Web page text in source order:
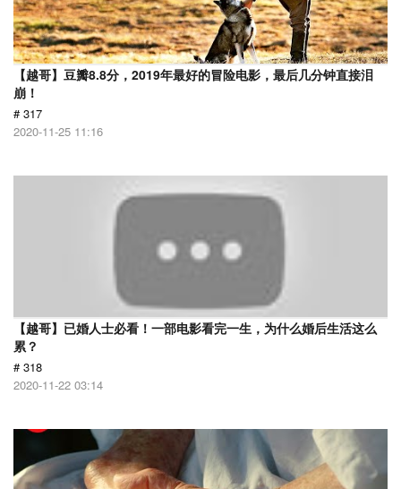
【越哥】豆瓣8.8分，2019年最好的冒险电影，最后几分钟直接泪
崩！
# 317
2020-11-25 11:16
【越哥】已婚人士必看！一部电影看完一生，为什么婚后生活这么
累？
# 318
2020-11-22 03:14